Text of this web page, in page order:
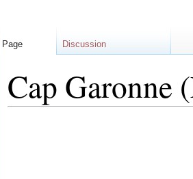
Cap Garonne
Page Discussion